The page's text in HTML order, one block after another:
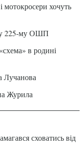
мотокросери хочуть
у 225-му ОШП
в родині
Лучанова
Журила
сховатись від